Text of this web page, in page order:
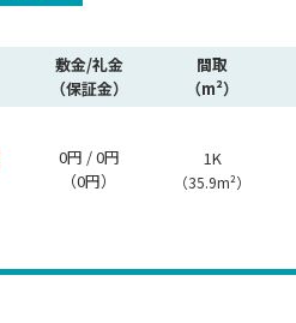
敷金/礼金
（保証金）
間取
（m²）
0円 / 0円
（0円）
1K
（35.9m²）